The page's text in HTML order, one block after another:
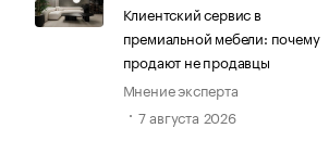
Клиентский сервис в
премиальной мебели: почему
продают не продавцы
Мнение эксперта
7 августа 2026